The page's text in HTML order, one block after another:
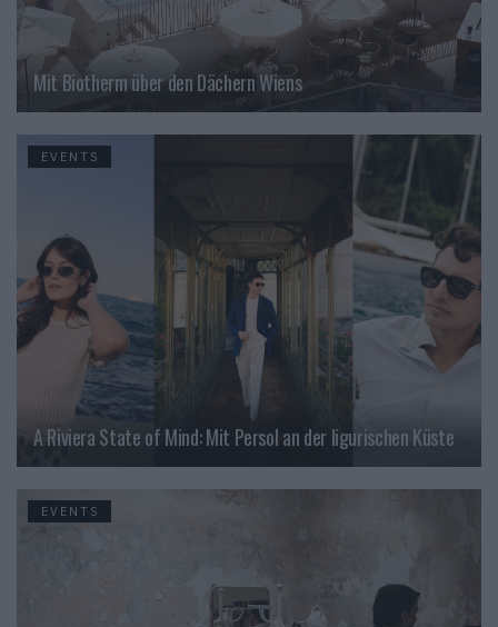
Mit Biotherm über den Dächern Wiens
EVENTS
A Riviera State of Mind: Mit Persol an der ligurischen Küste
EVENTS